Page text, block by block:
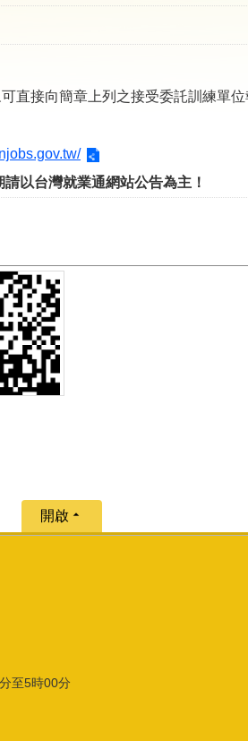
直接向簡章上列之接受委託訓練單
以台灣就業通網站公告為主！
開啟
至5時00分